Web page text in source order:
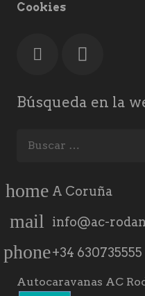
Cookies
Búsqueda en la
home A Coruña
mail info@ac-
phone+34 630735555
Autocaravanas AC